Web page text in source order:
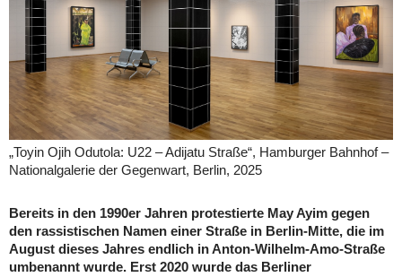
„Toyin Ojih Odutola: U22 – Adijatu Straße“, Hamburger Bahnhof –
Nationalgalerie der Gegenwart, Berlin, 2025
Bereits in den 1990er Jahren protestierte May Ayim gegen
den rassistischen Namen einer Straße in Berlin-Mitte, die im
August dieses Jahres endlich in Anton-Wilhelm-Amo-Straße
umbenannt wurde. Erst 2020 wurde das Berliner